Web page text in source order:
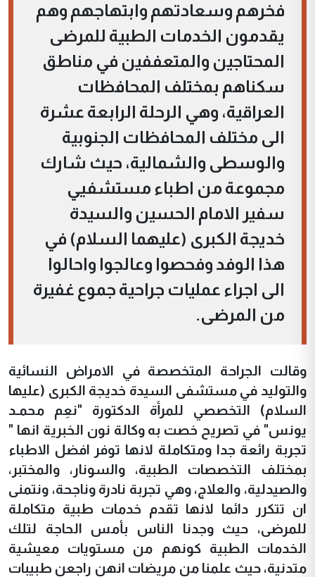
فخرهم وسعادتهم وابتهاجهم وهم
يقدمون الخدمات الطبية للمرضى
المحتاجين والمتعففين في مناطق
سكناهم بمختلف المحافظات
العراقية، وهي الرحلة الرابعة عشرة
الى مختلف المحافظات الجنوبية
والوسطى والشمالية، حيث شارك
مجموعة من اطباء مستشفيي
سفير الامام الحسين والسيدة
خديجة الكبرى (عليهما السلام) في
هذا الوفد وفحصوا وعالجوا واحالوا
الى اجراء عمليات جراحية جموع غفيرة
من المرضى.
وقالت الجراحة المتخصصة في الامراض النسائية
والتوليد في مستشفى السيدة خديجة الكبرى (عليها
السلام) التخصصي للمرأة الدكتورة "نعِم محمـد
يونس" في تصريح خصت به وكالة نون الخبرية انها "
تجربة رائعة جدا ومتكاملة لانها توفر افضل الاطباء
بمختلف التخصصات الطبية، والسونار، والمختبر،
والصيدلية، والعلاج، وهي تجربة نادرة وناجحة، ونتمنى
ان تتكرر دائما لانها تقدم خدمات طبية متكاملة
للمرضى، حيث وجدنا الناس بأمس الحاجة لتلك
الخدمات الطبية كونهم من مستويات معيشية
متدنية، حيث علمنا من مريضات انهن راجعن طبيبات